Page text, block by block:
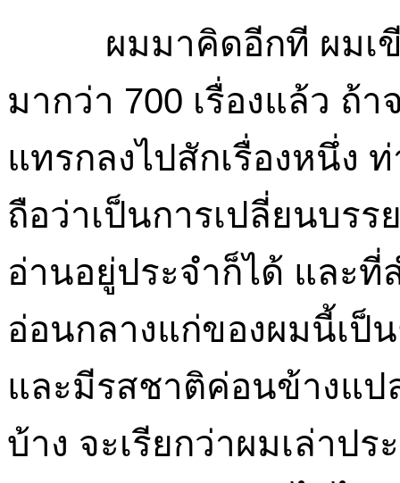
ผมมาคิดอีกที ผมเ
มากว่า 700 เรื่องแล้ว ถ้
แทรกลงไปสักเรื่องหนึ่ง
ถือว่าเป็นการเปลี่ยนบรร
อ่านอยู่ประจำก็ได้ และ
อ่อนกลางแก่ของผมนี้เ
และมีรสชาติค่อนข้างแ
บ้าง จะเรียกว่าผมเล่าป